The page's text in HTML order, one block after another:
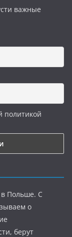
важные
политикой
в Польше. С
о
берут